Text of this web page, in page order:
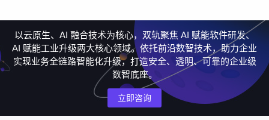
以云原生、AI 融合技术为核心，双轨聚焦 AI 赋能软件研发、
AI 赋能工业升级两大核心领域。依托前沿数智技术，助力企业
实现业务全链路智能化升级，打造安全、透明、可靠的企业级
数智底座。
立即咨询